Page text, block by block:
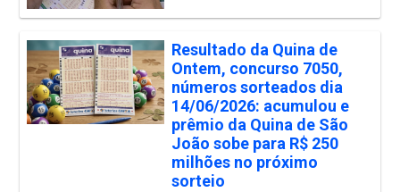
Resultado da Quina de
Ontem, concurso 7050,
números sorteados dia
14/06/2026: acumulou e
prêmio da Quina de São
João sobe para R$ 250
milhões no próximo
sorteio